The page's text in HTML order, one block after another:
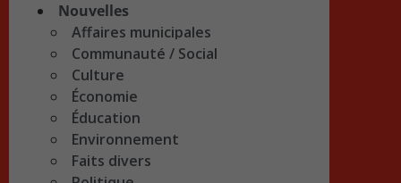
Nouvelles
Affaires municipales
Communauté / Social
Culture
Économie
Éducation
Environnement
Faits divers